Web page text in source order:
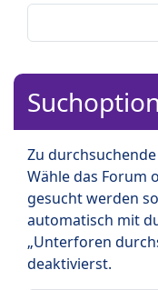
Zu
Wähle das Forum
gesucht werden
automatisch mit
„Unterforen
deaktivierst.